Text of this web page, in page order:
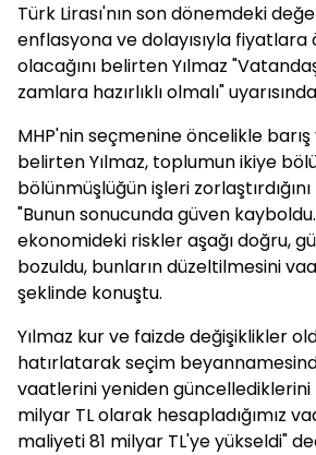
Türk Lirası'nın son dönemdeki
enflasyona ve dolayısıyla
olacağını belirten Yılmaz
zamlara hazırlıklı olmalı"
MHP'nin seçmenine öncelikle
belirten Yılmaz, toplumun ikiye
bölünmüşlüğün işleri
"Bunun sonucunda güven
ekonomideki riskler aşağı doğru,
bozuldu, bunların düzeltilmesini
şeklinde konuştu.
Yılmaz kur ve faizde değişiklikler
hatırlatarak seçim
vaatlerini yeniden güncellediklerini
milyar TL olarak hesapladığımız
maliyeti 81 milyar TL'ye yükseldi"